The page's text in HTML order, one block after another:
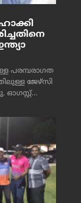
പരമ്പരാഗത
ജേഴ്‌സി
ഓഗസ്റ്റ്...